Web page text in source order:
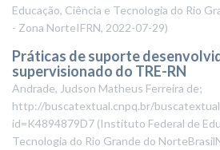
Educação, Ciência e Tecnologia do Rio
- Zona NorteIFRN, 2022-07-29)
Práticas de suporte
supervisionado do TRE-RN
Andrade, Judson Matheus Ferreira de;
http://buscatextual.cnpq.br/
id=K4894879D7 (Instituto Federal de
Tecnologia do Rio Grande do